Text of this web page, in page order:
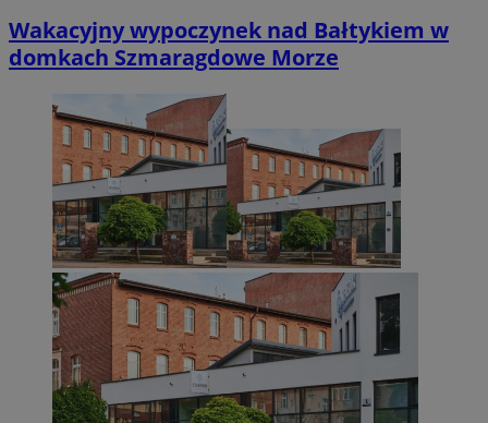
Wakacyjny wypoczynek nad Bałtykiem w
domkach Szmaragdowe Morze